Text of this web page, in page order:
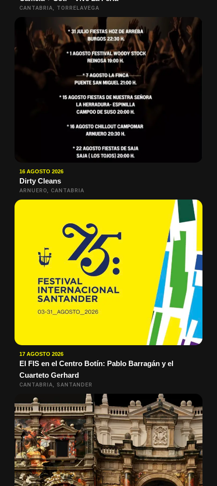
CANTABRIA, TORRELAVEGA
16 AGOSTO 2026
Dirty Cleans
ARNUERO, CANTABRIA
17 AGOSTO 2026
El FIS en el Centro Botín: Pablo Barragán y el
Cuarteto Gerhard
CANTABRIA, SANTANDER